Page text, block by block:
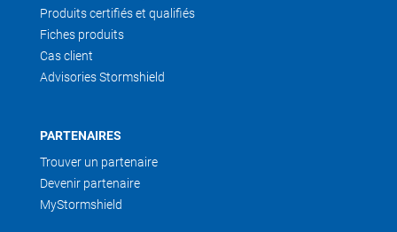
Produits certifiés et qualifiés
Fiches produits
Cas client
Advisories Stormshield
PARTENAIRES
Trouver un partenaire
Devenir partenaire
MyStormshield